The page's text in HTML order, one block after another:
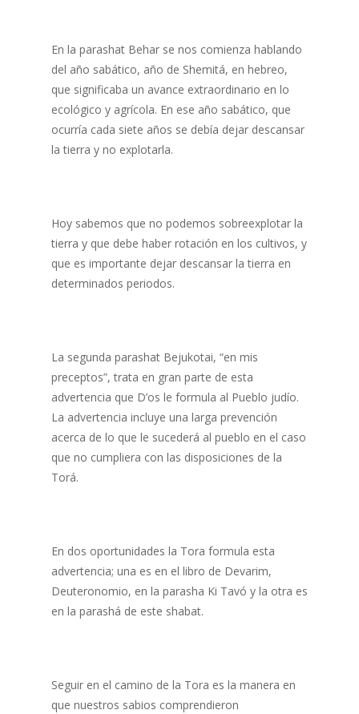
En la parashat Behar se nos comienza hablando
del año sabático, año de Shemitá, en hebreo,
que significaba un avance extraordinario en lo
ecológico y agrícola. En ese año sabático, que
ocurría cada siete años se debía dejar descansar
la tierra y no explotarla.
Hoy sabemos que no podemos sobreexplotar la
tierra y que debe haber rotación en los cultivos, y
que es importante dejar descansar la tierra en
determinados periodos.
La segunda parashat Bejukotai, “en mis
preceptos”, trata en gran parte de esta
advertencia que D’os le formula al Pueblo judío.
La advertencia incluye una larga prevención
acerca de lo que le sucederá al pueblo en el caso
que no cumpliera con las disposiciones de la
Torá.
En dos oportunidades la Tora formula esta
advertencia; una es en el libro de Devarim,
Deuteronomio, en la parasha Ki Tavó y la otra es
en la parashá de este shabat.
Seguir en el camino de la Tora es la manera en
que nuestros sabios comprendieron